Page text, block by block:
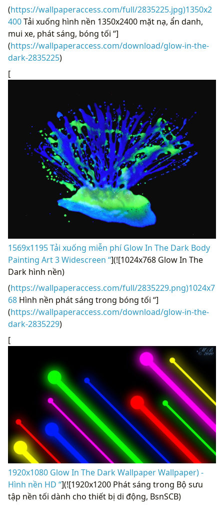
(https://wallpaperaccess.com/full/2835225.jpg)1350x2
400Tải xuống hình nền 1350x2400 mặt nạ, ẩn danh,
mui xe, phát sáng, bóng tối “]
(https://wallpaperaccess.com/download/glow-in-the-
dark-2835225)
[
1569x1195 Tải xuống miễn phí Glow In The Dark Body
Painting Art 3 Widescreen “](![1024x768 Glow In The
Dark hình nền)
(https://wallpaperaccess.com/full/2835229.png)1024x7
68 Hình nền phát sáng trong bóng tối “]
(https://wallpaperaccess.com/download/glow-in-the-
dark-2835229)
[
1920x1080 Glow In The Dark Wallpaper Wallpaper) -
Hình nền HD “](![1920x1200 Phát sáng trong Bộ sưu
tập nền tối dành cho thiết bị di động, BsnSCB)